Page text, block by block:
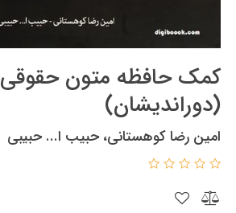
کمک حافظه متون حقوقی
(دوراندیشان)
امین رضا کوهستانی، حبیب ا... حبیبی